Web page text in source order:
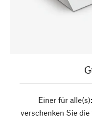
Einer für
verschenken Sie